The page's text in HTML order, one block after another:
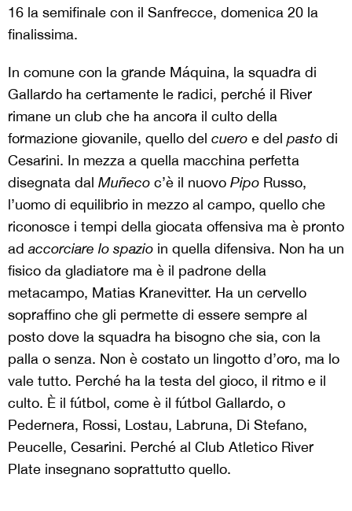
16 la semifinale con il Sanfrecce, domenica 20 la
finalissima.
In comune con la grande Máquina, la squadra di
Gallardo ha certamente le radici, perché il River
rimane un club che ha ancora il culto della
formazione giovanile, quello del cuero e del pasto di
Cesarini. In mezza a quella macchina perfetta
disegnata dal Muñeco c’è il nuovo Pipo Russo,
l’uomo di equilibrio in mezzo al campo, quello che
riconosce i tempi della giocata offensiva ma è pronto
adaccorciare lo spazio in quella difensiva. Non ha un
fisico da gladiatore ma è il padrone della
metacampo, Matias Kranevitter. Ha un cervello
sopraffino che gli permette di essere sempre al
posto dove la squadra ha bisogno che sia, con la
palla o senza. Non è costato un lingotto d’oro, ma lo
vale tutto. Perché ha la testa del gioco, il ritmo e il
culto. È il fútbol, come è il fútbol Gallardo, o
Pedernera, Rossi, Lostau, Labruna, Di Stefano,
Peucelle, Cesarini. Perché al Club Atletico River
Plate insegnano soprattutto quello.